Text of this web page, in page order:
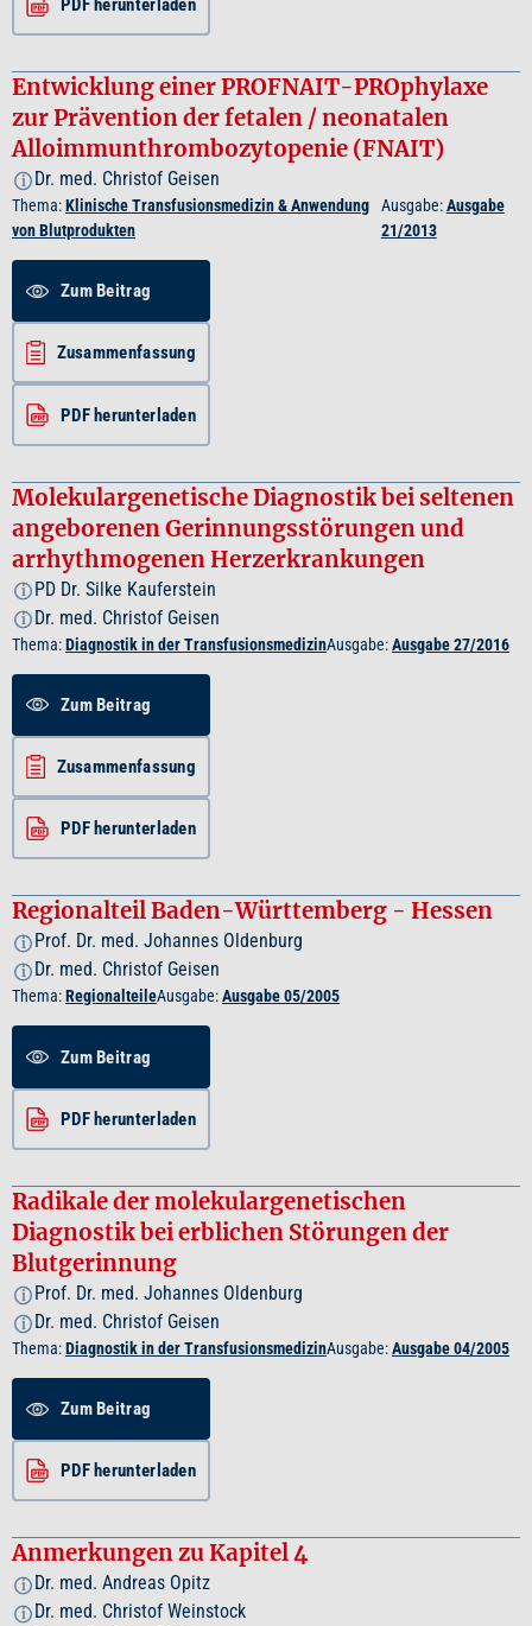
PDF herunterladen
Entwicklung einer PROFNAIT-PROphylaxe
zur Prävention der fetalen / neonatalen
Alloimmunthrombozytopenie (FNAIT)
i Dr. med. Christof Geisen
Thema:Klinische Transfusionsmedizin & Anwendung
von Blutprodukten
Ausgabe:Ausgabe
21/2013
Zum Beitrag
Zusammenfassung
PDF herunterladen
Molekulargenetische Diagnostik bei seltenen
angeborenen Gerinnungsstörungen und
arrhythmogenen Herzerkrankungen
i PD Dr. Silke Kauferstein
i Dr. med. Christof Geisen
Thema:Diagnostik in der TransfusionsmedizinAusgabe:Ausgabe 27/2016
Zum Beitrag
Zusammenfassung
PDF herunterladen
Regionalteil Baden-Württemberg - Hessen
i Prof. Dr. med. Johannes Oldenburg
i Dr. med. Christof Geisen
Thema:RegionalteileAusgabe:Ausgabe 05/2005
Zum Beitrag
PDF herunterladen
Radikale der molekulargenetischen
Diagnostik bei erblichen Störungen der
Blutgerinnung
i Prof. Dr. med. Johannes Oldenburg
i Dr. med. Christof Geisen
Thema:Diagnostik in der TransfusionsmedizinAusgabe:Ausgabe 04/2005
Zum Beitrag
PDF herunterladen
Anmerkungen zu Kapitel 4
i Dr. med. Andreas Opitz
i Dr. med. Christof Weinstock